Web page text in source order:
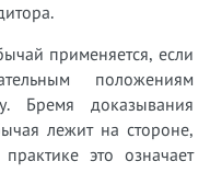
применяется, если
положениям
Бремя доказывания
лежит на стороне,
это означает